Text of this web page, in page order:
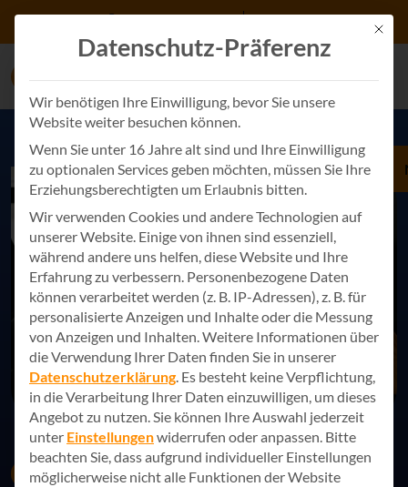
Zum Inhalt springen
Eventrückblicke 23. November 2023
Mit
Datenschutz-Präferenz
Wir benötigen Ihre Einwilligung, bevor Sie unsere
Website weiter besuchen können.
Wenn Sie unter 16 Jahre alt sind und Ihre Einwilligung
zu optionalen Services geben möchten, müssen Sie Ihre
Erziehungsberechtigten um Erlaubnis bitten.
Wir verwenden Cookies und andere Technologien auf
unserer Website. Einige von ihnen sind essenziell,
während andere uns helfen, diese Website und Ihre
Erfahrung zu verbessern. Personenbezogene Daten
können verarbeitet werden (z. B. IP-Adressen), z. B. für
personalisierte Anzeigen und Inhalte oder die Messung
von Anzeigen und Inhalten.Weitere Informationen über
die Verwendung Ihrer Daten finden Sie in unserer
Datenschutzerklärung. Es besteht keine Verpflichtung,
in die Verarbeitung Ihrer Daten einzuwilligen, um dieses
Angebot zu nutzen.Sie können Ihre Auswahl jederzeit
unter Einstellungenwiderrufen oder anpassen. Bitte
beachten Sie, dass aufgrund individueller Einstellungen
möglicherweise nicht alle Funktionen der Website